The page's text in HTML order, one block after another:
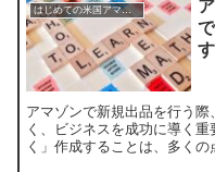
はじめての米国アマゾン物販
アマゾンで新規出品を行う
く、ビジネスを成功に導く
く」作成することは、多く